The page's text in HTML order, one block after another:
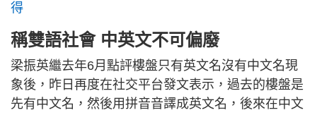
得
稱雙語社會 中英文不可偏廢
梁振英繼去年6月點評樓盤只有英文名沒有中文名現
象後，昨日再度在社交平台發文表示，過去的樓盤是
先有中文名，然後用拼音音譯成英文名，後來在中文